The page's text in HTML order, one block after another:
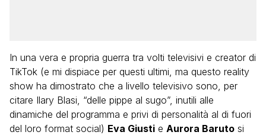
In una vera e propria guerra tra volti televisivi e creator di
TikTok (e mi dispiace per questi ultimi, ma questo reality
show ha dimostrato che a livello televisivo sono, per
citare Ilary Blasi, “delle pippe al sugo”, inutili alle
dinamiche del programma e privi di personalità al di fuori
del loro format social) Eva Giusti e Aurora Baruto si